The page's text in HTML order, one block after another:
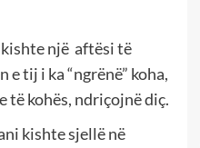
një aftësi të
tij i ka “ngrënë” koha,
të kohës, ndriçojnë diç.
kishte sjellë në